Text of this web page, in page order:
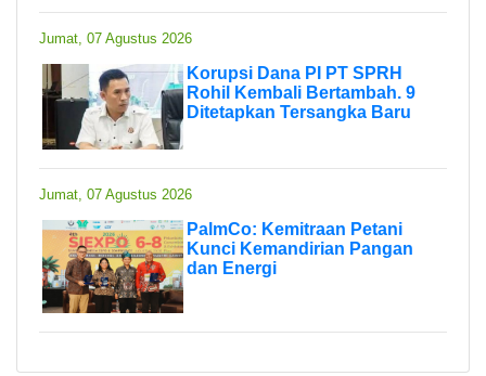
Jumat, 07 Agustus 2026
Korupsi Dana PI PT SPRH
Rohil Kembali Bertambah. 9
Ditetapkan Tersangka Baru
Jumat, 07 Agustus 2026
PalmCo: Kemitraan Petani
Kunci Kemandirian Pangan
dan Energi